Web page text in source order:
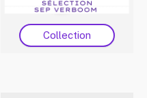
Collection